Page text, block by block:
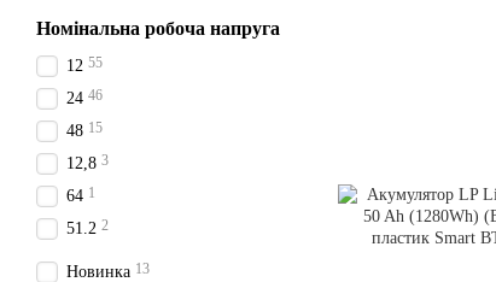
Номінальна робоча напруга
12 55
24 46
48 15
12,8 3
64 1
51.2 2
Новинка 13